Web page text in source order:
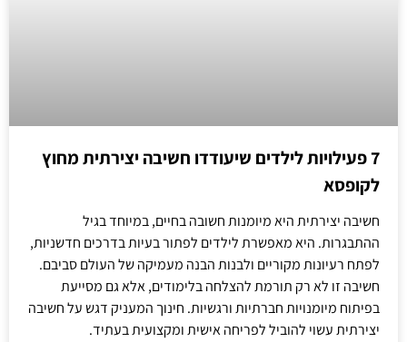
7 פעילויות לילדים שיעודדו חשיבה יצירתית מחוץ
לקופסא
חשיבה יצירתית היא מיומנות חשובה בחיים, במיוחד בגיל
ההתבגרות. היא מאפשרת לילדים לפתור בעיות בדרכים חדשניות,
לפתח רעיונות מקוריים ולבנות הבנה מעמיקה של העולם סביבם.
חשיבה זו לא רק תורמת להצלחה בלימודים, אלא גם מסייעת
בפיתוח מיומנויות חברתיות ורגשיות. חינוך המעניק דגש על חשיבה
יצירתית עשוי להוביל לפריחה אישית ומקצועית בעתיד.